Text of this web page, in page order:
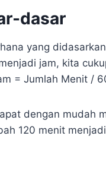
dasar
yang
jam, kita
= Jumlah Menit /
dengan mudah
120 menit